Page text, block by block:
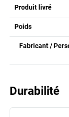
Produit livré
Poids
Fabricant /
Durabilité